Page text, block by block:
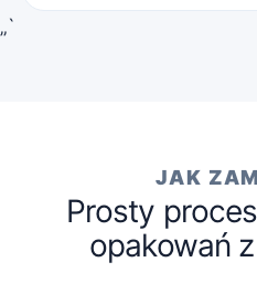
„`
JAK
Prosty
opakowań